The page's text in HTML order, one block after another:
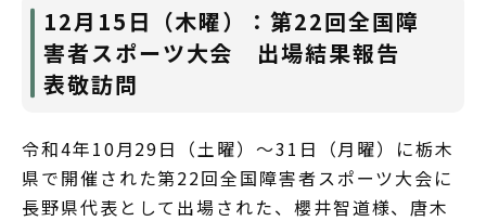
12月15日（木曜）：第22回全国障
害者スポーツ大会 出場結果報告
表敬訪問
令和4年10月29日（土曜）～31日（月曜）に栃木
県で開催された第22回全国障害者スポーツ大会に
長野県代表として出場された、櫻井智道様、唐木